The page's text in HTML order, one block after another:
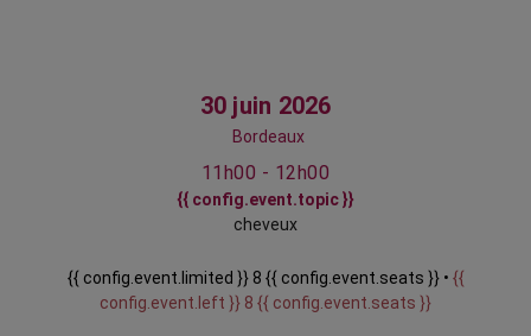
30 juin 2026
Bordeaux
11h00 - 12h00
{{ config.event.topic }}
cheveux
{{ config.event.limited }} 8 {{ config.event.seats }} • {{
config.event.left }} 8 {{ config.event.seats }}